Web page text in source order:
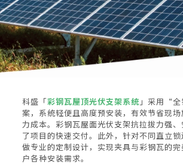
科盛「彩钢瓦屋顶光伏支架系统 」采用“
案，系统轻便且高度预安装，有效节省现
力成本。彩钢瓦屋面光伏支架抗拉拔力强
了项目的快速交付。此外，针对不同直立
做专业的定制设计，实现夹具与彩钢瓦的
户各种安装需求。